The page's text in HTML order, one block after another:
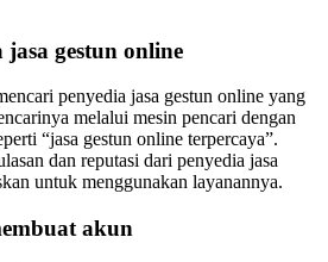
gestun online
penyedia jasa gestun online yang
melalui mesin pencari dengan
“jasa gestun online terpercaya”.
dan reputasi dari penyedia jasa
untuk menggunakan layanannya.
akun